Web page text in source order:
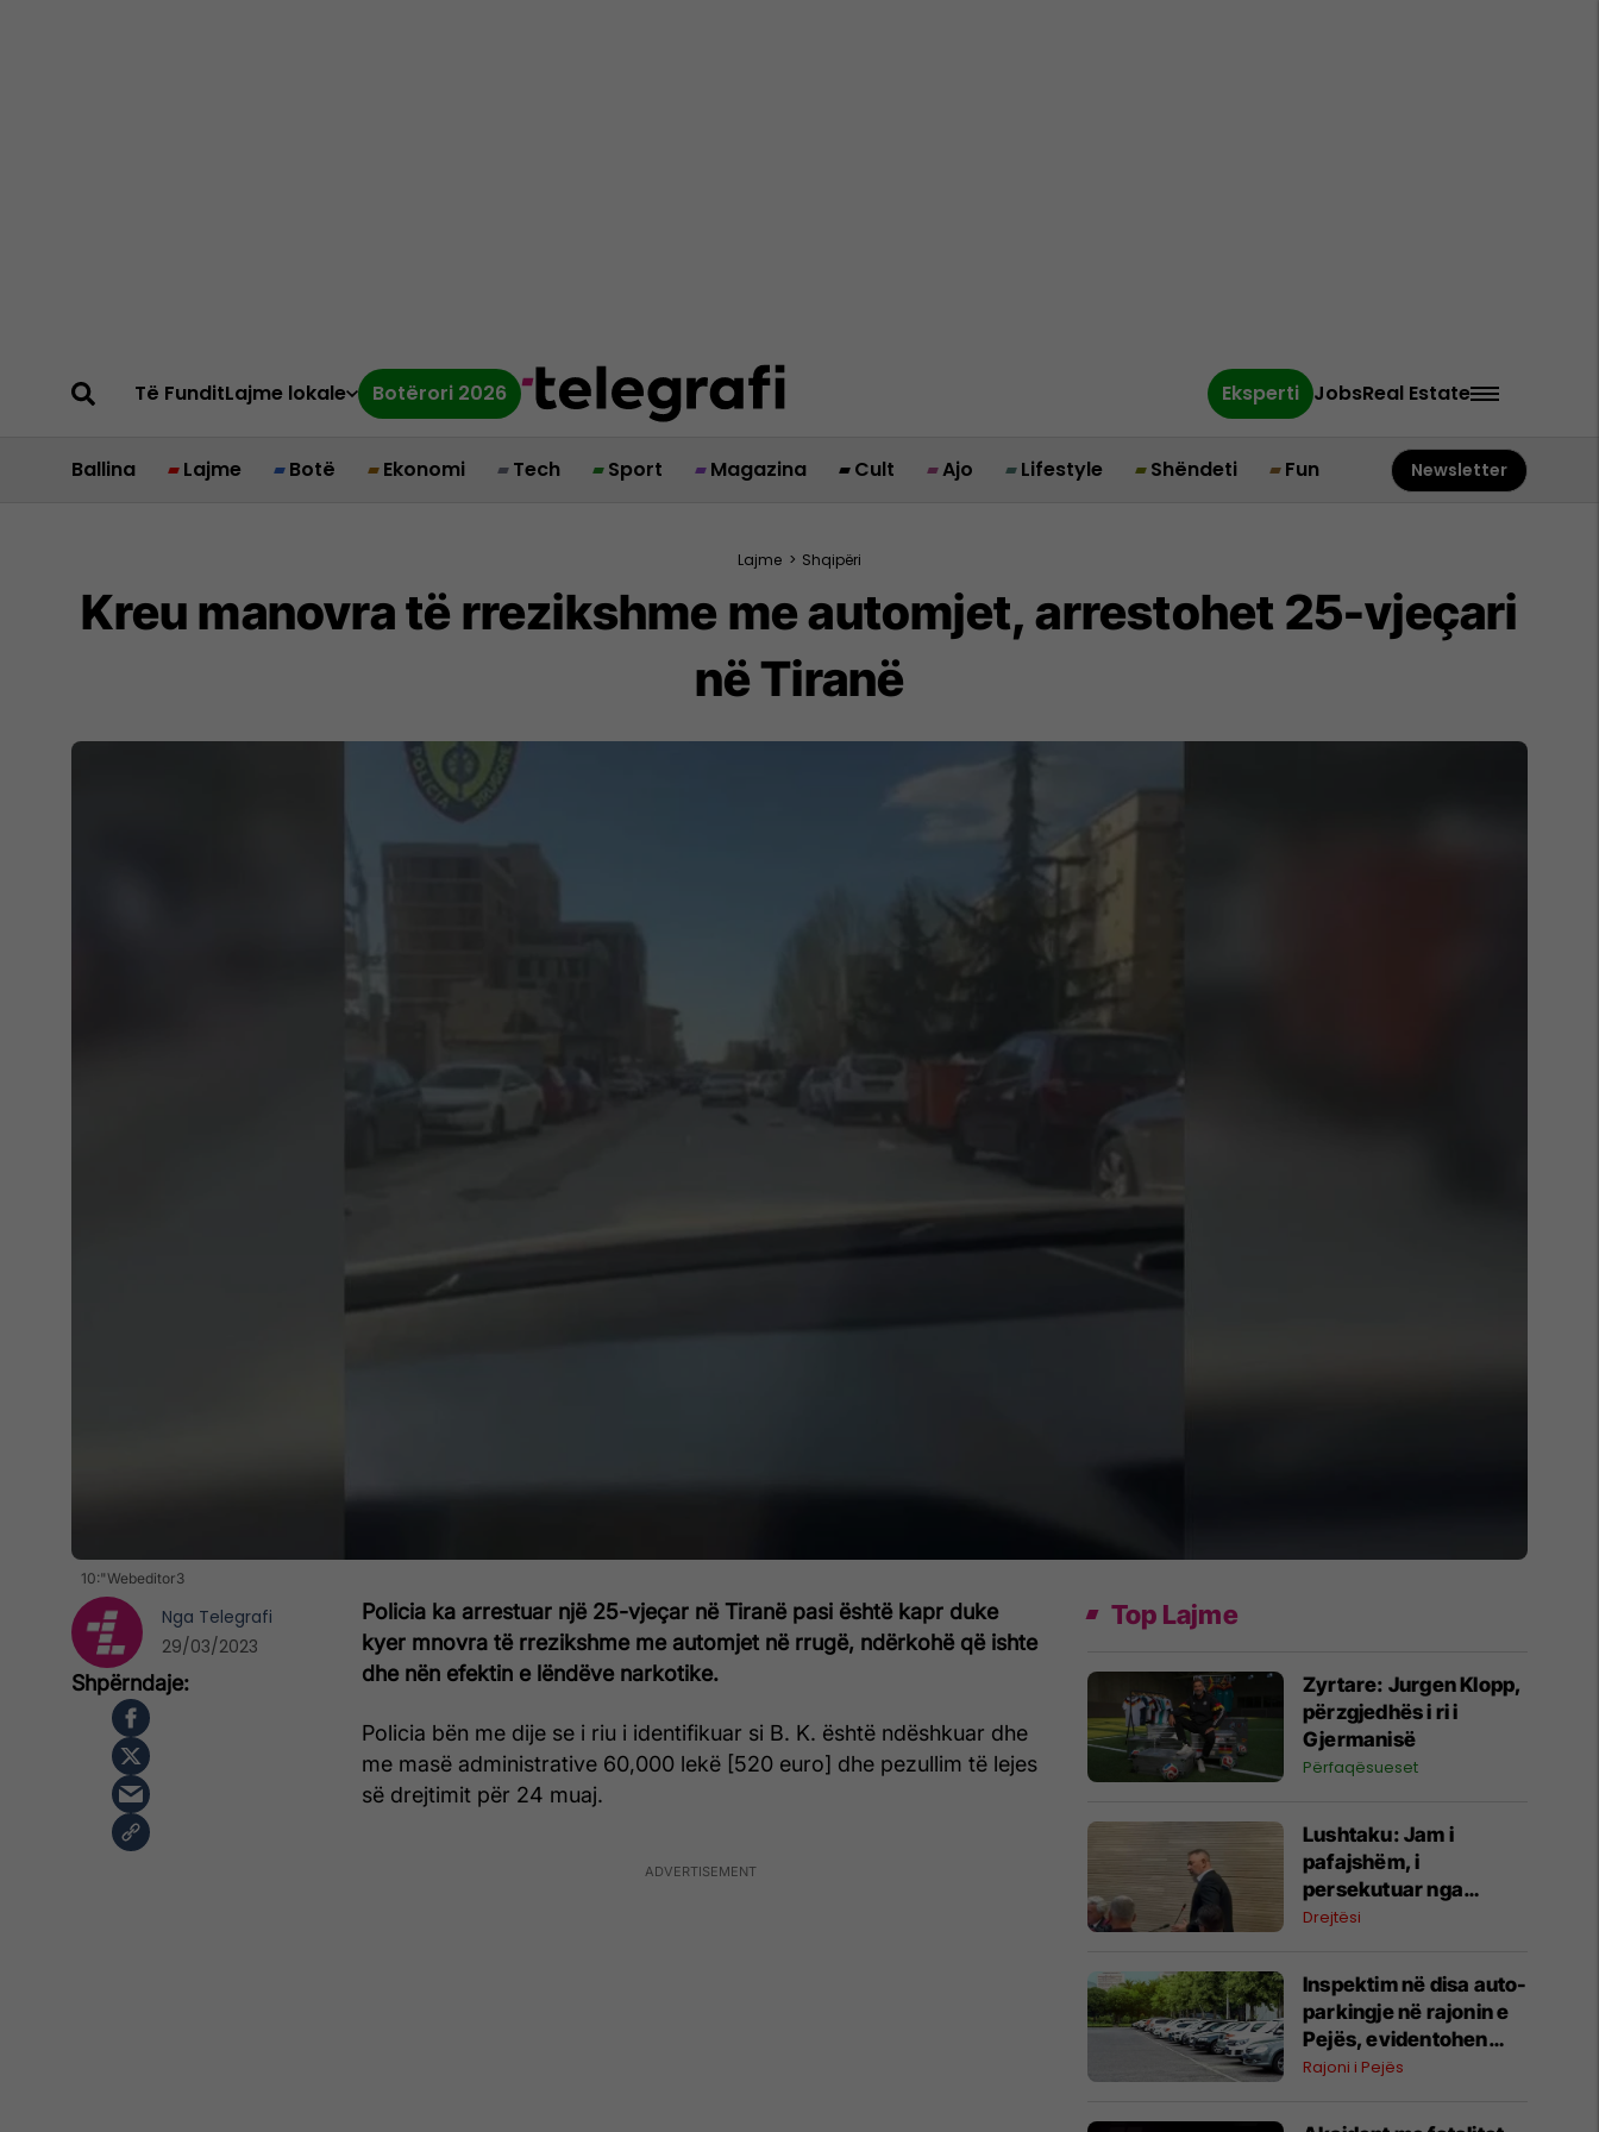
Të FunditLajme lokale Botërori 2026 Eksperti JobsReal Estate
Ballina Lajme Botë Ekonomi Tech Sport Magazina Cult Ajo Lifestyle Shëndeti Fun Newsletter
Lajme > Shqipëri
Kreu manovra të rrezikshme me automjet, arrestohet 25-vjeçari
në Tiranë
10:"Webeditor3
Policia ka arrestuar një 25-vjeçar në Tiranë pasi është kapr duke
kyer mnovra të rrezikshme me automjet në rrugë, ndërkohë që ishte
dhe nën efektin e lëndëve narkotike.
Policia bën me dije se i riu i identifikuar si B. K. është ndëshkuar dhe
me masë administrative 60,000 lekë [520 euro] dhe pezullim të lejes
së drejtimit për 24 muaj.
Nga Telegrafi
29/03/2023
Top Lajme
Zyrtare: Jurgen Klopp,
përzgjedhës i ri i
Gjermanisë
Përfaqësueset
Lushtaku: Jam i
pafajshëm, i
persekutuar nga
EULEX-i
Drejtësi
Inspektim në disa auto-
parkingje në rajonin e
Pejës, evidentohen
shkelje të ndryshme
Rajoni i Pejës